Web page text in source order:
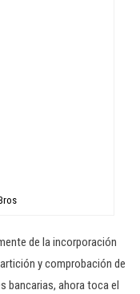
de la incorporación
y comprobación de
ahora toca el